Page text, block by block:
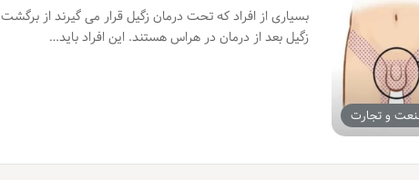
و تجارت
بسیاری از افراد که تحت درمان زگیل قرار می گیرند از برگشت
زگیل بعد از درمان در هراس هستند. این افراد باید…